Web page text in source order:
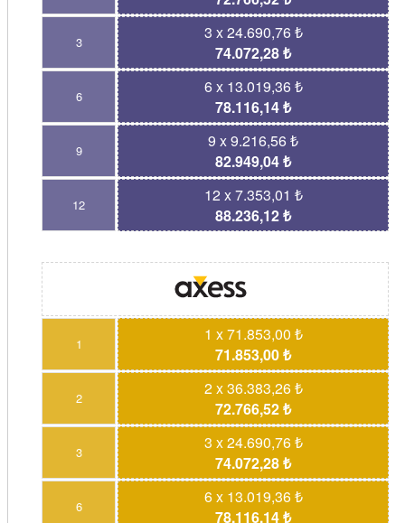
3
3 x 24.690,76 ₺
74.072,28 ₺
6
6 x 13.019,36 ₺
78.116,14 ₺
9
9 x 9.216,56 ₺
82.949,04 ₺
12
12 x 7.353,01 ₺
88.236,12 ₺
1
1 x 71.853,00 ₺
71.853,00 ₺
2
2 x 36.383,26 ₺
72.766,52 ₺
3
3 x 24.690,76 ₺
74.072,28 ₺
6
6 x 13.019,36 ₺
78.116,14 ₺